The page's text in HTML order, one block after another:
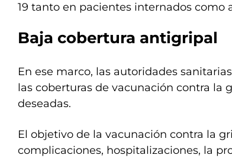
19 tanto en pacientes internados como
Baja cobertura antigripal
En ese marco, las autoridades
las coberturas de vacunación contra la
deseadas.
El objetivo de la vacunación contra la
complicaciones, hospitalizaciones, la